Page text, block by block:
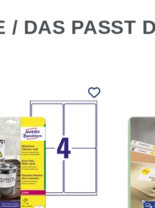
/ DAS PASST